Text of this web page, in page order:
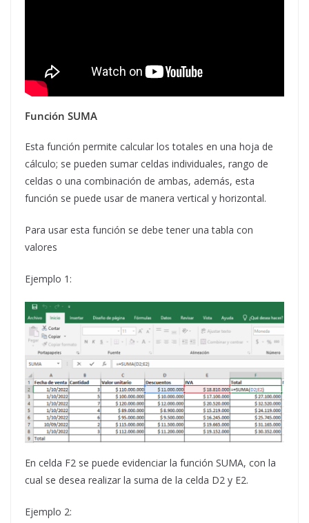
Función SUMA
Esta función permite calcular los totales en una hoja de
cálculo; se pueden sumar celdas individuales, rango de
celdas o una combinación de ambas, además, esta
función se puede usar de manera vertical y horizontal.
Para usar esta función se debe tener una tabla con
valores
Ejemplo 1:
En celda F2 se puede evidenciar la función SUMA, con la
cual se desea realizar la suma de la celda D2 y E2.
Ejemplo 2: